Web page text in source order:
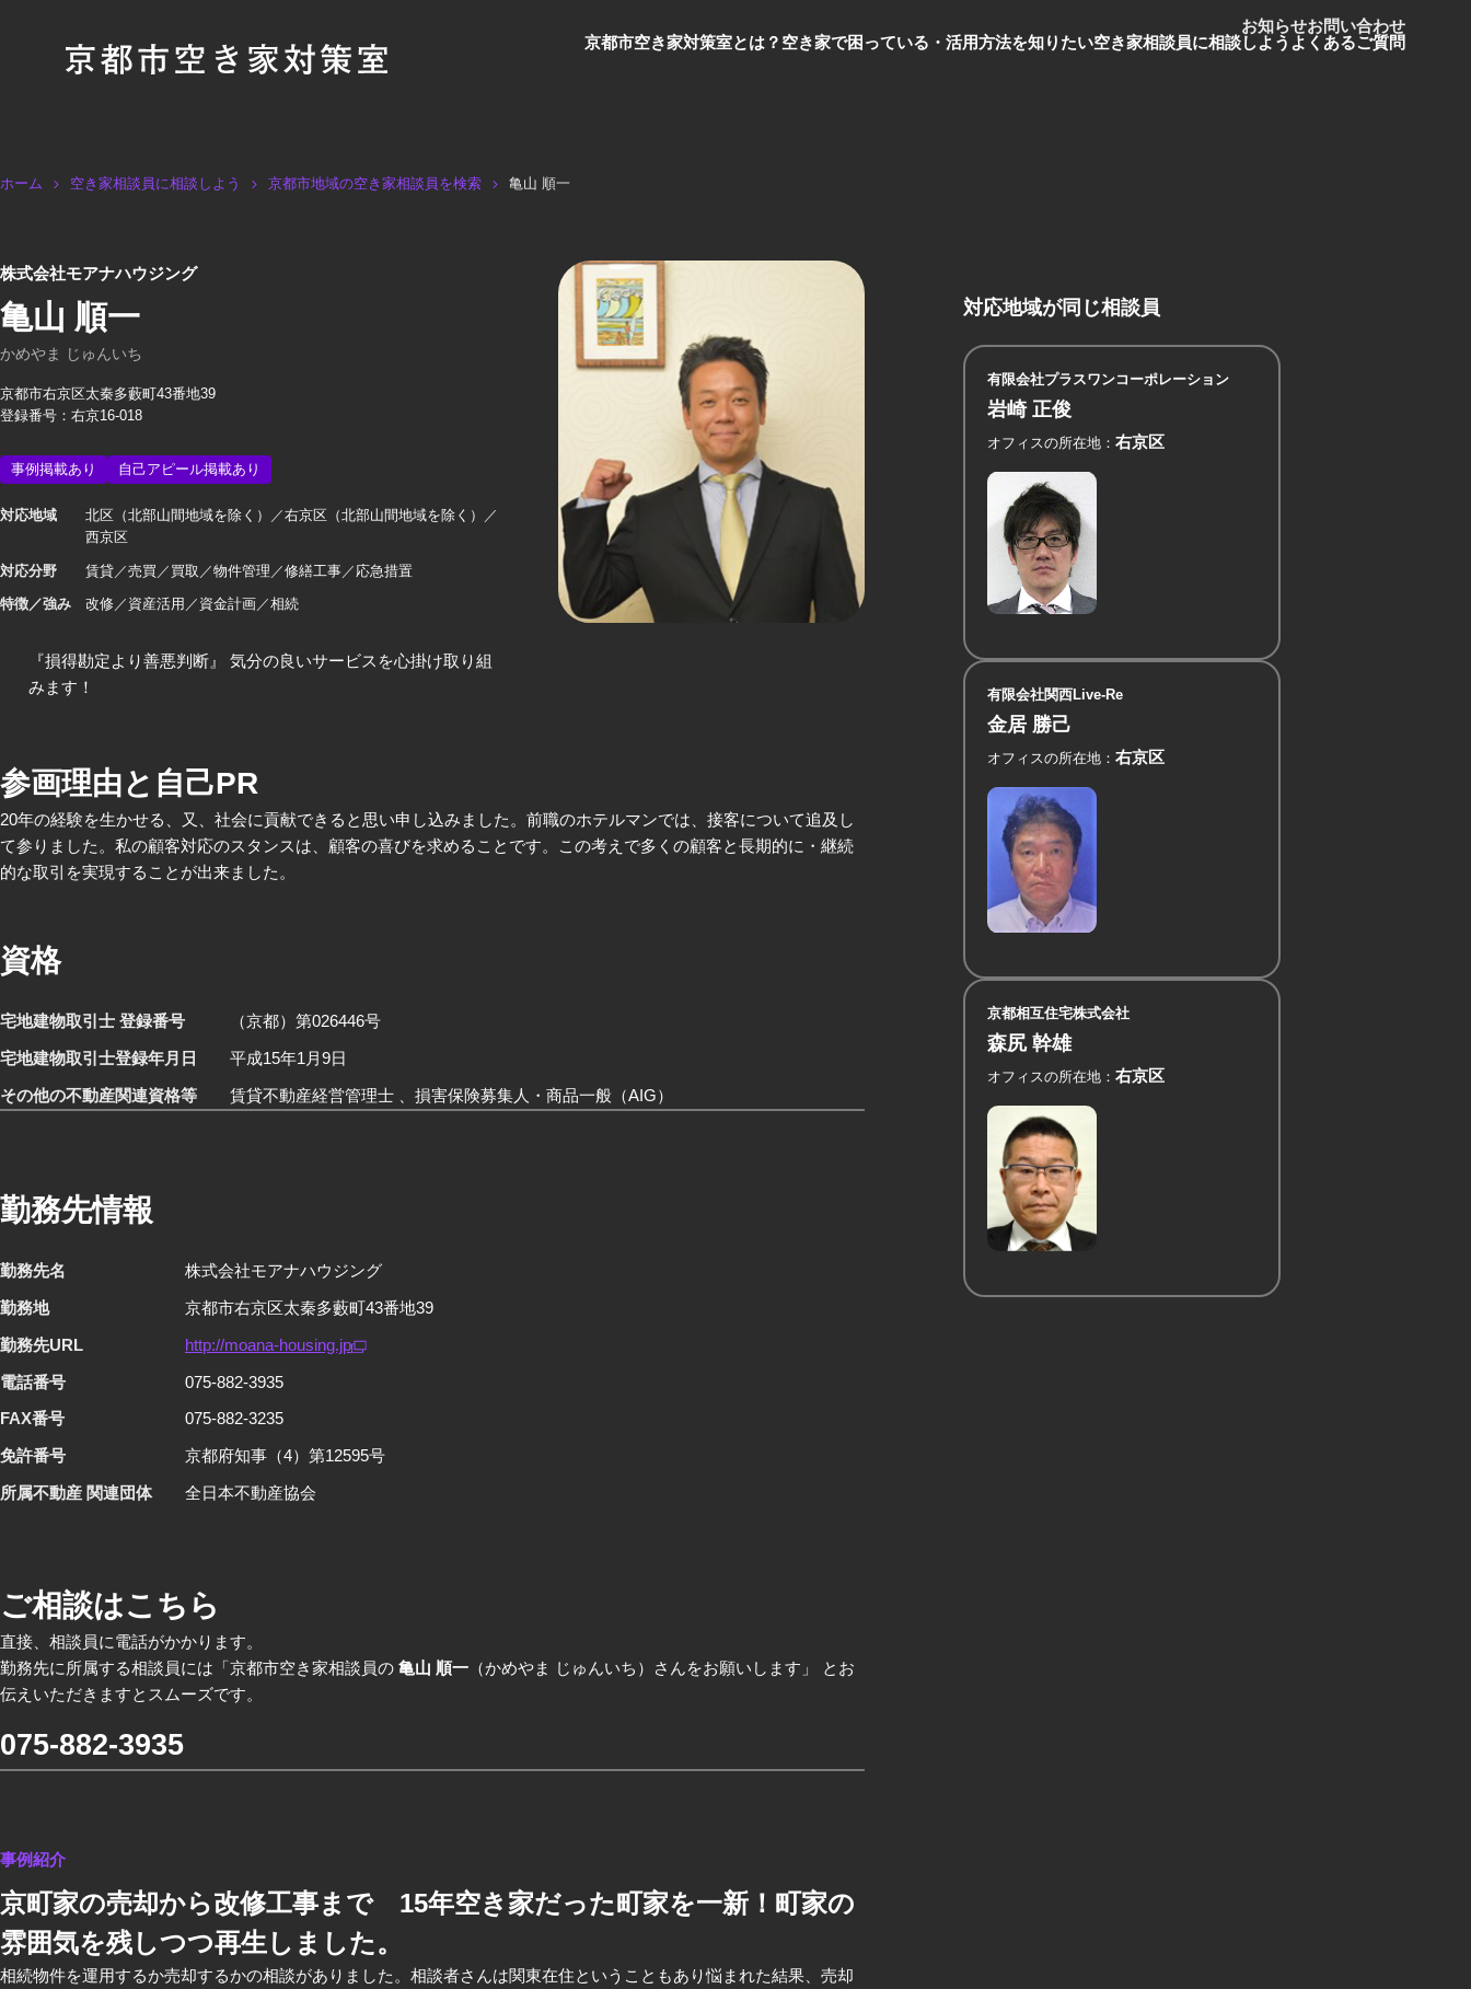
京都市空き家対策室とは？ 空き家で困っている・活用方法を知りたい空き家相談員に相談しよう よくあるご質問
お知らせお問い合わせ
ホーム 空き家相談員に相談しよう 京都市地域の空き家相談員を検索 亀山 順一
株式会社モアナハウジング
亀山 順一
かめやま じゅんいち
京都市右京区太秦多藪町43番地39
登録番号：右京16-018
事例掲載あり 自己アピール掲載あり
対応地域 北区（北部山間地域を除く）
右京区（北部山間地域を除く）
西京区
対応分野 賃貸 売買 買取 物件管理 修繕工事 応急措置
特徴／強み 改修 資産活用 資金計画 相続
『損得勘定より善悪判断』 気分の良いサービスを心掛け取り組
みます！
参画理由と自己PR
20年の経験を生かせる、又、社会に貢献できると思い申し込みました。前職のホテルマンでは、接客について追及し
て参りました。私の顧客対応のスタンスは、顧客の喜びを求めることです。この考えで多くの顧客と長期的に・継続
的な取引を実現することが出来ました。
資格
宅地建物取引士 登録番号
（京都）第026446号
宅地建物取引士登録年月日
平成15年1月9日
その他の不動産関連資格等
賃貸不動産経営管理士 、損害保険募集人・商品一般（AIG）
勤務先情報
勤務先名
株式会社モアナハウジング
勤務地
京都市右京区太秦多藪町43番地39
勤務先URL
http://moana-housing.jp
電話番号
075-882-3935
FAX番号
075-882-3235
免許番号
京都府知事（4）第12595号
所属不動産 関連団体
全日本不動産協会
ご相談はこちら
直接、相談員に電話がかかります。
勤務先に所属する相談員には「京都市空き家相談員の 亀山 順一 （かめやま じゅんいち）さんをお願いします」 とお
伝えいただきますとスムーズです。
075-882-3935
事例紹介
京町家の売却から改修工事まで 15年空き家だった町家を一新！町家の
雰囲気を残しつつ再生しました。
相続物件を運用するか売却するかの相談がありました。相談者さんは関東在住ということもあり悩まれた結果、売却
対応地域が同じ相談員
有限会社プラスワンコーポレーション
岩崎 正俊
オフィスの所在地 右京区
有限会社関西Live-Re
金居 勝己
オフィスの所在地 右京区
京都相互住宅株式会社
森尻 幹雄
オフィスの所在地 右京区